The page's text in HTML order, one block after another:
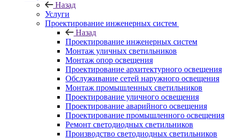
Назад
Услуги
Проектирование инженерных систем
Назад
Проектирование инженерных систем
Монтаж уличных светильников
Монтаж опор освещения
Проектирование архитектурного освещения
Обслуживание сетей наружного освещения
Монтаж промышленных светильников
Проектирование уличного освещения
Проектирование аварийного освещения
Проектирование промышленного освещения
Ремонт светодиодных светильников
Производство светодиодных светильников